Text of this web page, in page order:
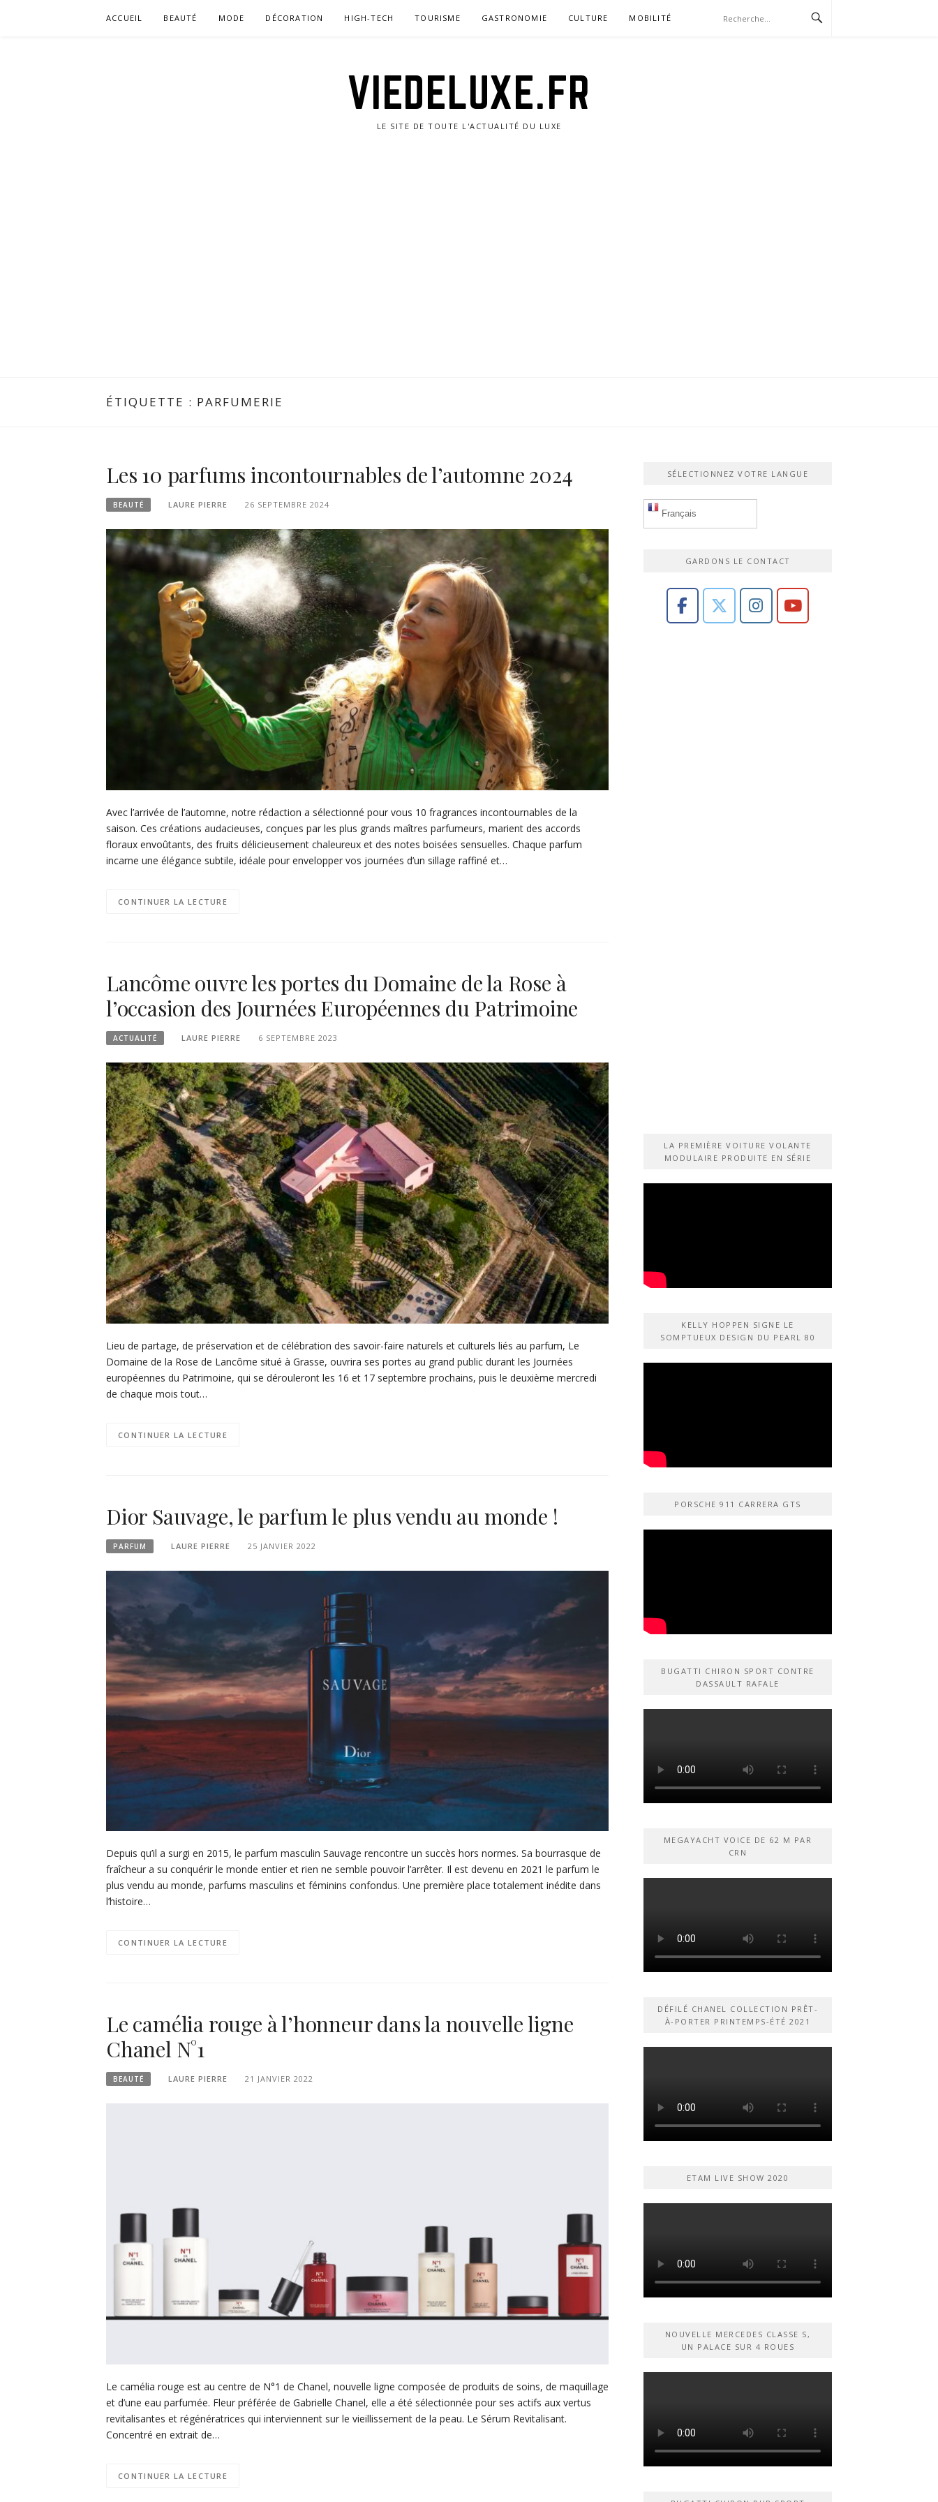
ACCUEIL BEAUTÉ MODE DÉCORATION HIGH-TECH TOURISME GASTRONOMIE CULTURE MOBILITÉ
VIEDELUXE.FR
LE SITE DE TOUTE L'ACTUALITÉ DU LUXE
ÉTIQUETTE : PARFUMERIE
Les 10 parfums incontournables de l’automne 2024
BEAUTÉ LAURE PIERRE 26 SEPTEMBRE 2024
Avec l’arrivée de l’automne, notre rédaction a sélectionné pour vous 10 fragrances incontournables de la
saison. Ces créations audacieuses, conçues par les plus grands maîtres parfumeurs, marient des accords
floraux envoûtants, des fruits délicieusement chaleureux et des notes boisées sensuelles. Chaque parfum
incarne une élégance subtile, idéale pour envelopper vos journées d’un sillage raffiné et…
CONTINUER LA LECTURE
Lancôme ouvre les portes du Domaine de la Rose à
l’occasion des Journées Européennes du Patrimoine
ACTUALITÉ LAURE PIERRE 6 SEPTEMBRE 2023
Lieu de partage, de préservation et de célébration des savoir-faire naturels et culturels liés au parfum, Le
Domaine de la Rose de Lancôme situé à Grasse, ouvrira ses portes au grand public durant les Journées
européennes du Patrimoine, qui se dérouleront les 16 et 17 septembre prochains, puis le deuxième mercredi
de chaque mois tout…
CONTINUER LA LECTURE
Dior Sauvage, le parfum le plus vendu au monde !
PARFUM LAURE PIERRE 25 JANVIER 2022
Depuis qu’il a surgi en 2015, le parfum masculin Sauvage rencontre un succès hors normes. Sa bourrasque de
fraîcheur a su conquérir le monde entier et rien ne semble pouvoir l’arrêter. Il est devenu en 2021 le parfum le
plus vendu au monde, parfums masculins et féminins confondus. Une première place totalement inédite dans
l’histoire…
CONTINUER LA LECTURE
Le camélia rouge à l’honneur dans la nouvelle ligne
Chanel N°1
BEAUTÉ LAURE PIERRE 21 JANVIER 2022
Le camélia rouge est au centre de N°1 de Chanel, nouvelle ligne composée de produits de soins, de maquillage
et d’une eau parfumée. Fleur préférée de Gabrielle Chanel, elle a été sélectionnée pour ses actifs aux vertus
revitalisantes et régénératrices qui interviennent sur le vieillissement de la peau. Le Sérum Revitalisant.
Concentré en extrait de…
CONTINUER LA LECTURE
SÉLECTIONNEZ VOTRE LANGUE
Français
GARDONS LE CONTACT
LA PREMIÈRE VOITURE VOLANTE
MODULAIRE PRODUITE EN SÉRIE
KELLY HOPPEN SIGNE LE
SOMPTUEUX DESIGN DU PEARL 80
PORSCHE 911 CARRERA GTS
BUGATTI CHIRON SPORT CONTRE
DASSAULT RAFALE
MEGAYACHT VOICE DE 62 M PAR
CRN
DÉFILÉ CHANEL COLLECTION PRÊT-
À-PORTER PRINTEMPS-ÉTÉ 2021
ETAM LIVE SHOW 2020
NOUVELLE MERCEDES CLASSE S,
UN PALACE SUR 4 ROUES